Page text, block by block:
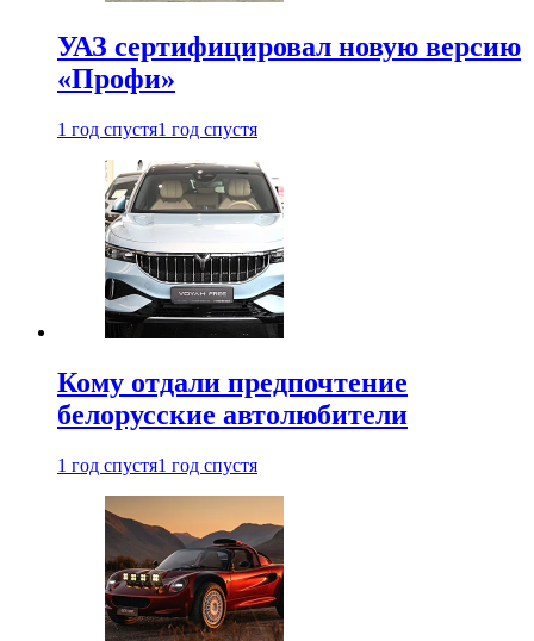
УАЗ сертифицировал новую версию
«Профи»
1 год спустя1 год спустя
Кому отдали предпочтение
белорусские автолюбители
1 год спустя1 год спустя